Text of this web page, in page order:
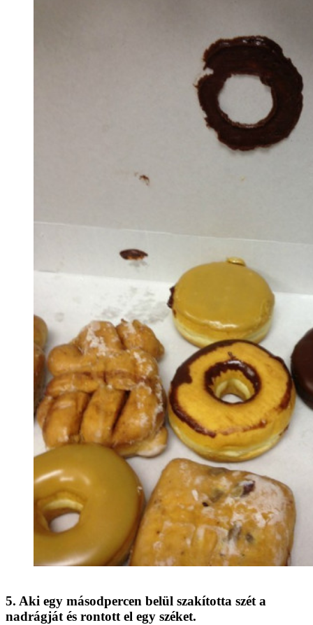
5. Aki egy másodpercen belül szakította szét a
nadrágját és rontott el egy széket.